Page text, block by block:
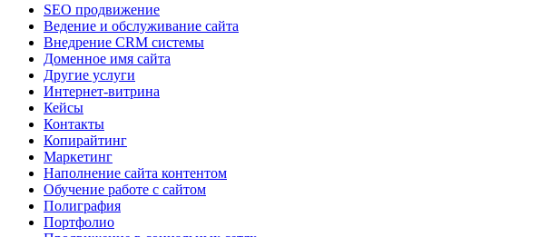
SEO продвижение
Ведение и обслуживание сайта
Внедрение CRM системы
Доменное имя сайта
Другие услуги
Интернет-витрина
Кейсы
Контакты
Копирайтинг
Маркетинг
Наполнение сайта контентом
Обучение работе с сайтом
Полиграфия
Портфолио